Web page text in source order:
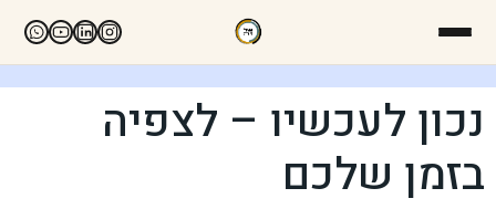
נכון לעכשיו – לצפיה
בזמן שלכם